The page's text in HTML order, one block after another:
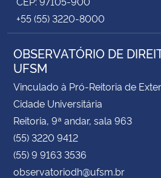
+55 (55) 3220-8000
OBSERVATÓRIO DE
UFSM
Vinculado à Pró-Reitoria de
Cidade Universitária
Reitoria, 9ª andar, sala 963
(55) 3220 9412
(55) 9 9163 3536
observatoriodh@ufsm.br